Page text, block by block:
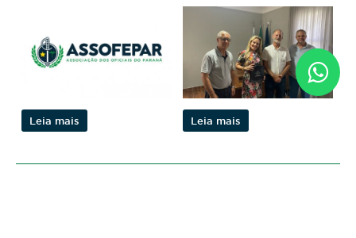
Leia mais Leia mais